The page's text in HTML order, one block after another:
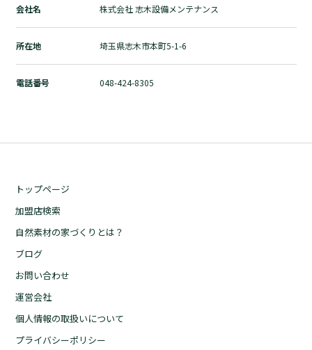
トップページ
加盟店検索
自然素材の家づくりとは？
会社名 株式会社 志木設備メンテナンス
所在地 埼玉県志木市本町5-1-6
電話番号 048-424-8305
トップページ
加盟店検索
自然素材の家づくりとは？
ブログ
お問い合わせ
運営会社
個人情報の取扱いについて
プライバシーポリシー